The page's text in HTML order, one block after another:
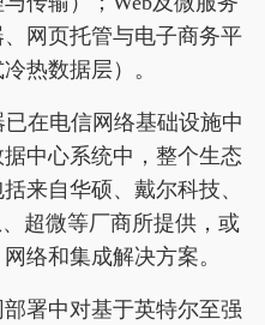
、网页托管与电子商务平
热数据层）。
在电信网络基础设施中
中心系统中，整个生态
来自华硕、戴尔科技、
超微等厂商所提供，或
络和集成解决方案。
署中对基于英特尔至强